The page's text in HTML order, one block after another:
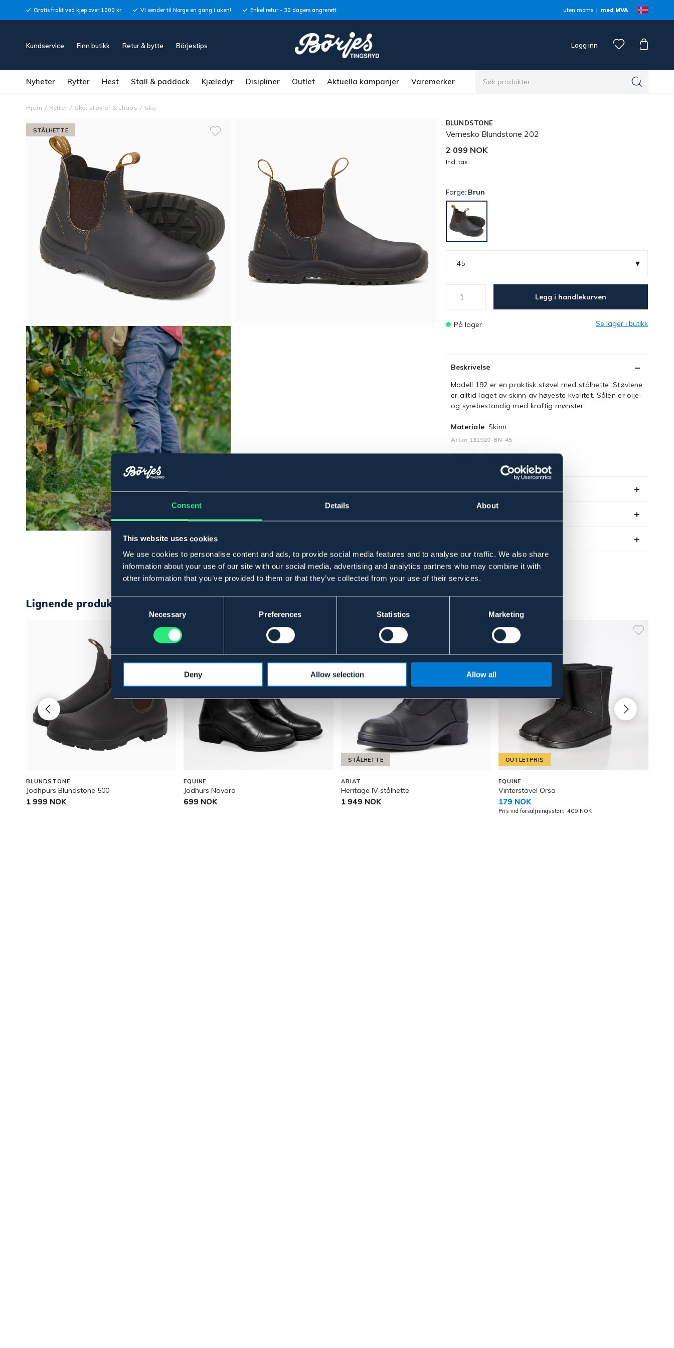
Consent Details About
This website uses cookies
We use cookies to personalise content and ads, to provide social media features and to analyse our traffic. We also share
information about your use of our site with our social media, advertising and analytics partners who may combine it with
other information that you’ve provided to them or that they’ve collected from your use of their services.
Consent
Necessary Preferences Statistics Marketing
Deny Allow selection Allow all
Gratis frakt ved kjøp over 1000 kr Vi sender til Norge en gang i uken! Enkel retur - 30 dagers angrerett uten moms med MVA
Kundservice Finn butikk Retur & bytte Börjestips Logg inn
Nyheter Rytter Hest Stall & paddock Kjæledyr Disipliner Outlet Aktuella kampanjer Varemerker
Hjem Rytter Sko, støvler & chaps Sko
STÅLHETTE
BLUNDSTONE
Vernesko Blundstone 202
2 099 NOK
Incl. tax:
Farge: Brun
45 ▾
Legg i handlekurven
På lager Se lager i butikk
Beskrivelse
Modell 192 er en praktisk støvel med stålhette. Støvlene
er alltid laget av skinn av høyeste kvalitet. Sålen er olje-
og syrebestandig med kraftig mønster.
Materiale: Skinn.
Art.nr 131920-BN-45
Lignende produkter
BLUNDSTONE
Jodhpurs Blundstone 500
1 999 NOK
EQUINE
Jodhurs Novaro
699 NOK
STÅLHETTE
ARIAT
Heritage IV stålhette
1 949 NOK
OUTLETPRIS
EQUINE
Vinterstövel Orsa
179 NOK
Pris vid försäljningsstart: 409 NOK